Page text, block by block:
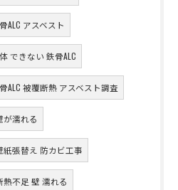
ALC アスベスト
できない 鉄骨ALC
ALC 被覆断熱 アスベスト調査
が濡れる
紙張替え 防カビ工事
熱不足 壁 濡れる